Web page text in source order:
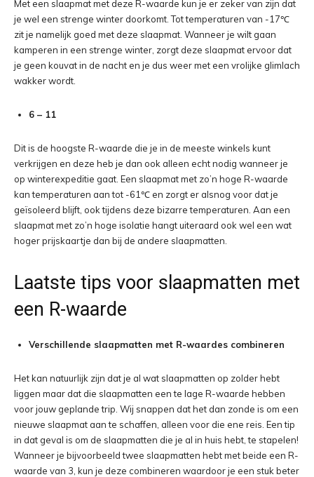
Met een slaapmat met deze R-waarde kun je er zeker van zijn dat
je wel een strenge winter doorkomt. Tot temperaturen van -17℃
zit je namelijk goed met deze slaapmat. Wanneer je wilt gaan
kamperen in een strenge winter, zorgt deze slaapmat ervoor dat
je geen kouvat in de nacht en je dus weer met een vrolijke glimlach
wakker wordt.
6 – 11
Dit is de hoogste R-waarde die je in de meeste winkels kunt
verkrijgen en deze heb je dan ook alleen echt nodig wanneer je
op winterexpeditie gaat. Een slaapmat met zo’n hoge R-waarde
kan temperaturen aan tot -61℃ en zorgt er alsnog voor dat je
geïsoleerd blijft, ook tijdens deze bizarre temperaturen. Aan een
slaapmat met zo’n hoge isolatie hangt uiteraard ook wel een wat
hoger prijskaartje dan bij de andere slaapmatten.
Laatste tips voor slaapmatten met
een R-waarde
Verschillende slaapmatten met R-waardes combineren
Het kan natuurlijk zijn dat je al wat slaapmatten op zolder hebt
liggen maar dat die slaapmatten een te lage R-waarde hebben
voor jouw geplande trip. Wij snappen dat het dan zonde is om een
nieuwe slaapmat aan te schaffen, alleen voor die ene reis. Een tip
in dat geval is om de slaapmatten die je al in huis hebt, te stapelen!
Wanneer je bijvoorbeeld twee slaapmatten hebt met beide een R-
waarde van 3, kun je deze combineren waardoor je een stuk beter